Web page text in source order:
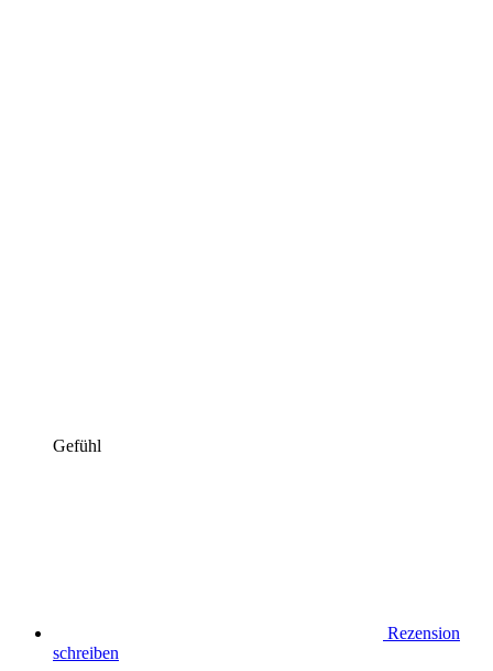
Gefühl
Rezension
schreiben